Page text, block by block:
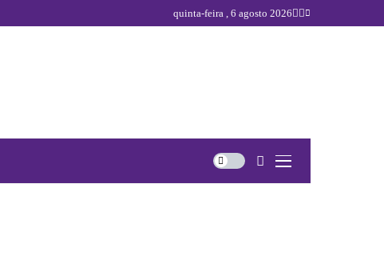
quinta-feira , 6 agosto 2026